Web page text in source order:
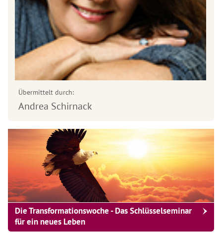
Übermittelt durch:
Andrea Schirnack
Die Transformationswoche - Das Schlüsselseminar
für ein neues Leben